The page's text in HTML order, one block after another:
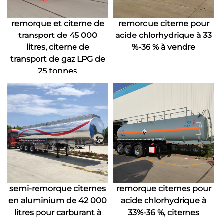
remorque et citerne de
transport de 45 000
litres, citerne de
transport de gaz LPG de
25 tonnes
remorque citerne pour
acide chlorhydrique à 33
%-36 % à vendre
semi-remorque citernes
en aluminium de 42 000
litres pour carburant à
remorque citernes pour
acide chlorhydrique à
33%-36 %, citernes